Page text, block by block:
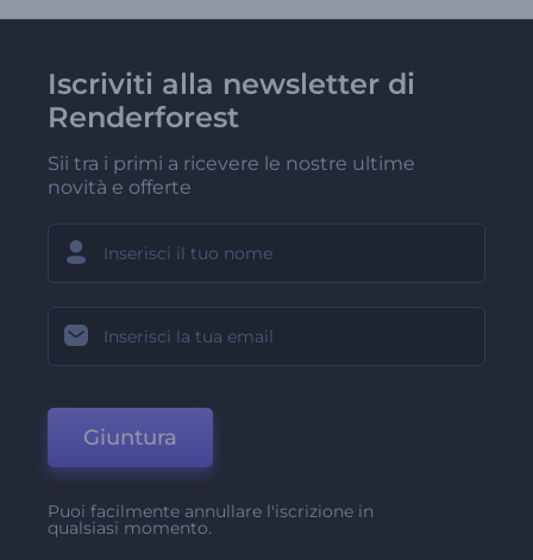
Iscriviti alla newsletter di
Renderforest
Sii tra i primi a ricevere le nostre ultime
novità e offerte
Giuntura
Puoi facilmente annullare l'iscrizione in
qualsiasi momento.